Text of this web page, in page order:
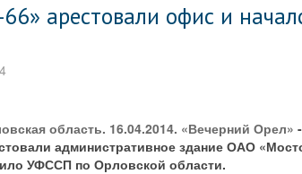
арестовали офис и
область. 16.04.2014. «Вечерний Орел»
административное здание ОАО
УФССП по Орловской области.